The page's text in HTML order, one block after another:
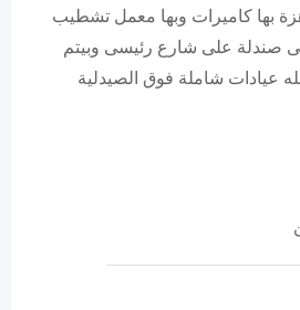
بها كاميرات وبها معمل تشطيب
صندلة على شارع رئيسى وبيتم
عيادات شاملة فوق الصيدلية